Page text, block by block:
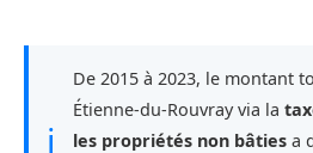
ℹ
De 2015 à 2023, le montant
Étienne-du-Rouvray via la
les propriétés non bâties a